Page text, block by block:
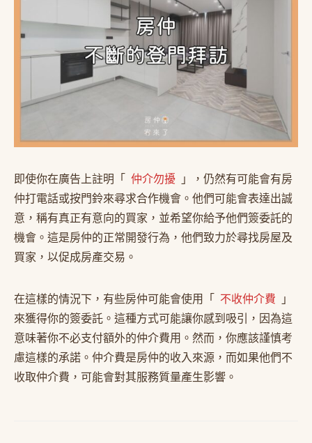
即使你在廣告上註明「 仲介勿擾
」，仍然有可能會有房
仲打電話或按門鈴來尋求合作機會。他們可能會表達出誠
意，稱有真正有意向的買家，並希望你給予他們簽委託的
機會。這是房仲的正常開發行為，他們致力於尋找房屋及
買家，以促成房產交易。
在這樣的情況下，有些房仲可能會使用「 不收仲介費
」
來獲得你的簽委託。這種方式可能讓你感到吸引，因為這
意味著你不必支付額外的仲介費用。然而，你應該謹慎考
慮這樣的承諾。仲介費是房仲的收入來源，而如果他們不
收取仲介費，可能會對其服務質量產生影響。